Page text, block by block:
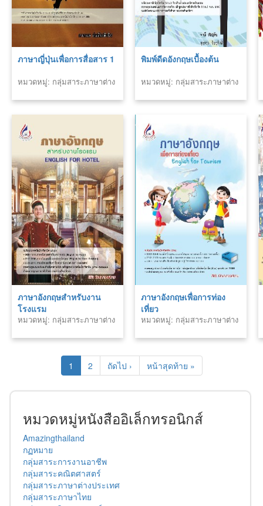
ภาษาญี่ปุ่นเพื่อการสื่อสาร 1
หมวดหมู่: กลุ่มสาระภาษาต่าง
พิมพ์ดีดอังกฤษเบื้องต้น
หมวดหมู่: กลุ่มสาระภาษาต่าง
ภาษาอังกฤษสำหรับงาน
โรงแรม
หมวดหมู่: กลุ่มสาระภาษาต่าง
ภาษาอังกฤษเพื่อการท่อง
เที่ยว
หมวดหมู่: กลุ่มสาระภาษาต่าง
1 2 ถัดไป › หน้าสุดท้าย »
หมวดหมู่หนังสืออิเล็กทรอนิกส์
Amazingthailand
กฏหมาย
กลุ่มสาระการงานอาชีพ
กลุ่มสาระคณิตศาสตร์
กลุ่มสาระภาษาต่างประเทศ
กลุ่มสาระภาษาไทย